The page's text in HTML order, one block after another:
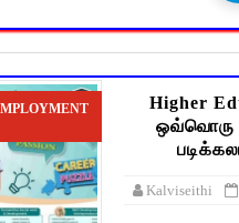
Higher
ஒவ்வொரு
Kalviseithi